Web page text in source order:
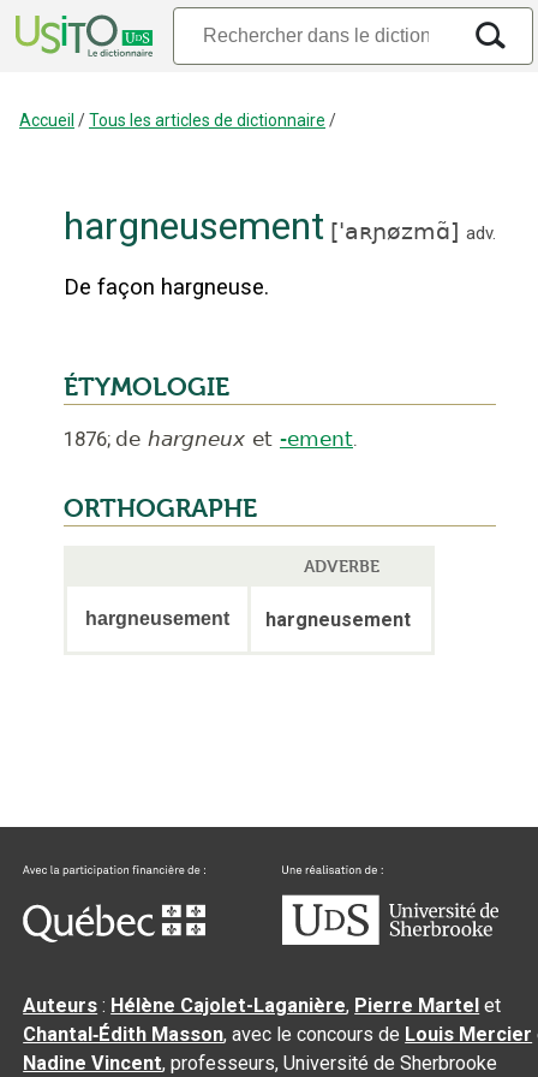
Accueil /Tous les articles de dictionnaire /
hargneusement ['aʀɲøzmɑ̃] adv.
De façon hargneuse.
ÉTYMOLOGIE
1876; de hargneux et -ement.
ORTHOGRAPHE
ADVERBE
hargneusement hargneusement
Auteurs : Hélène Cajolet-Laganière, Pierre Martel et
Chantal‑Édith Masson, avec le concours de Louis Mercier
Nadine Vincent, professeurs, Université de Sherbrooke